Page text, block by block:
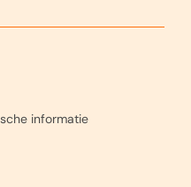
informatie